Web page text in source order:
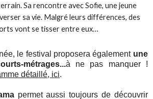
Sa rencontre avec Sofie, une jeune
sa vie. Malgré leurs différences, des
vont se tisser entre eux…
le festival proposera également une
métrages...à ne pas manquer !
détaillé, ici.
permet aussi toujours de découvrir